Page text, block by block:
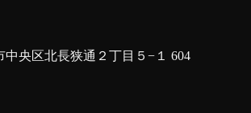
中央区北長狭通２丁目５−１ 604